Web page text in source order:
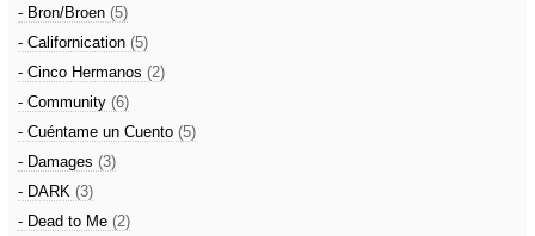
- Bron/Broen (5)
- Californication (5)
- Cinco Hermanos (2)
- Community (6)
- Cuéntame un Cuento (5)
- Damages (3)
- DARK (3)
- Dead to Me (2)